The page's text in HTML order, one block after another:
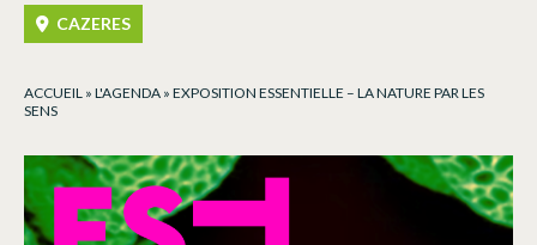
CAZERES
ACCUEIL » L'AGENDA » EXPOSITION ESSENTIELLE – LA NATURE PAR LES
SENS